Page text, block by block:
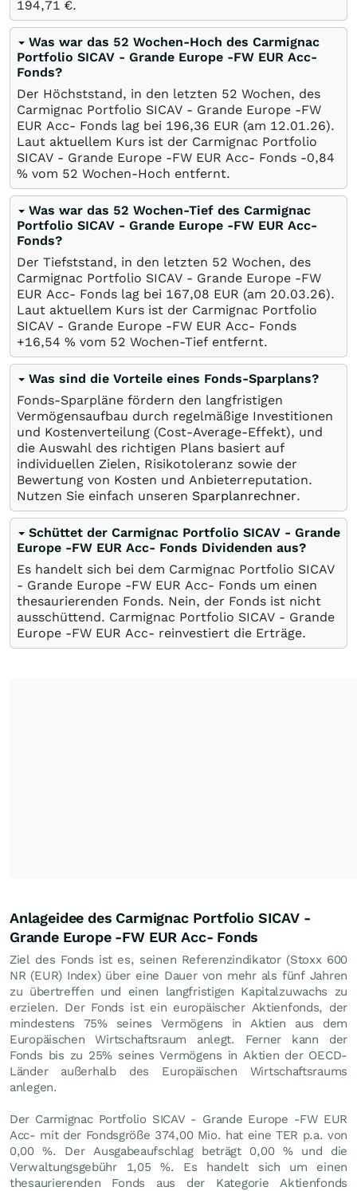
194,71 €.
Was war das 52 Wochen-Hoch des Carmignac
Portfolio SICAV - Grande Europe -FW EUR Acc-
Fonds?
Der Höchststand, in den letzten 52 Wochen, des
Carmignac Portfolio SICAV - Grande Europe -FW
EUR Acc- Fonds lag bei 196,36 EUR (am 12.01.26).
Laut aktuellem Kurs ist der Carmignac Portfolio
SICAV - Grande Europe -FW EUR Acc- Fonds -0,84
% vom 52 Wochen-Hoch entfernt.
Was war das 52 Wochen-Tief des Carmignac
Portfolio SICAV - Grande Europe -FW EUR Acc-
Fonds?
Der Tiefststand, in den letzten 52 Wochen, des
Carmignac Portfolio SICAV - Grande Europe -FW
EUR Acc- Fonds lag bei 167,08 EUR (am 20.03.26).
Laut aktuellem Kurs ist der Carmignac Portfolio
SICAV - Grande Europe -FW EUR Acc- Fonds
+16,54 % vom 52 Wochen-Tief entfernt.
Was sind die Vorteile eines Fonds-Sparplans?
Fonds-Sparpläne fördern den langfristigen
Vermögensaufbau durch regelmäßige Investitionen
und Kostenverteilung (Cost-Average-Effekt), und
die Auswahl des richtigen Plans basiert auf
individuellen Zielen, Risikotoleranz sowie der
Bewertung von Kosten und Anbieterreputation.
Nutzen Sie einfach unseren Sparplanrechner.
Schüttet der Carmignac Portfolio SICAV - Grande
Europe -FW EUR Acc- Fonds Dividenden aus?
Es handelt sich bei dem Carmignac Portfolio SICAV
- Grande Europe -FW EUR Acc- Fonds um einen
thesaurierenden Fonds. Nein, der Fonds ist nicht
ausschüttend. Carmignac Portfolio SICAV - Grande
Europe -FW EUR Acc- reinvestiert die Erträge.
Anlageidee des Carmignac Portfolio SICAV -
Grande Europe -FW EUR Acc- Fonds
Ziel des Fonds ist es, seinen Referenzindikator (Stoxx 600
NR (EUR) Index) über eine Dauer von mehr als fünf Jahren
zu übertreffen und einen langfristigen Kapitalzuwachs zu
erzielen. Der Fonds ist ein europäischer Aktienfonds, der
mindestens 75% seines Vermögens in Aktien aus dem
Europäischen Wirtschaftsraum anlegt. Ferner kann der
Fonds bis zu 25% seines Vermögens in Aktien der OECD-
Länder außerhalb des Europäischen Wirtschaftsraums
anlegen.
Der Carmignac Portfolio SICAV - Grande Europe -FW EUR
Acc- mit der Fondsgröße 374,00 Mio. hat eine TER p.a. von
0,00 %. Der Ausgabeaufschlag beträgt 0,00 % und die
Verwaltungsgebühr 1,05 %. Es handelt sich um einen
thesaurierenden Fonds aus der Kategorie Aktienfonds